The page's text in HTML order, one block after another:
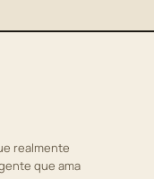
realmente
que ama